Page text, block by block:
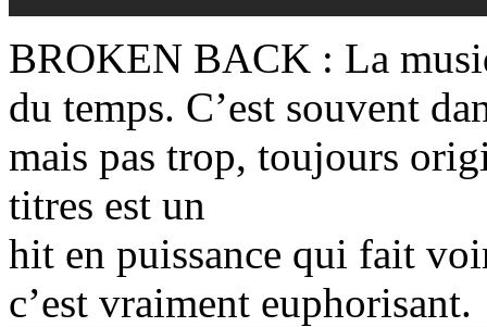
BROKEN BACK : La
du temps. C’est souvent
mais pas trop, toujours
titres est un
hit en puissance qui fait
c’est vraiment euphorisant.